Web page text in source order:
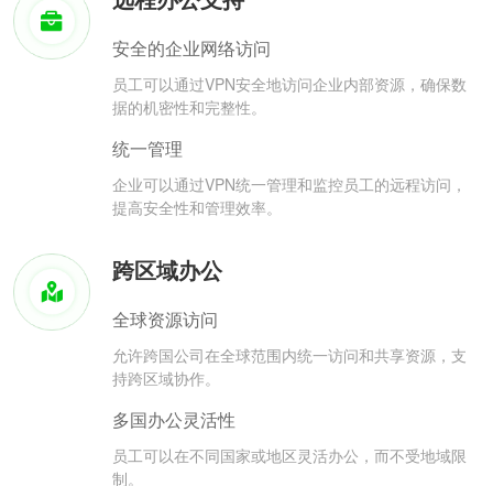
安全的企业网络访问
员工可以通过VPN安全地访问企业内部资源，确保数
据的机密性和完整性。
统一管理
企业可以通过VPN统一管理和监控员工的远程访问，
提高安全性和管理效率。
跨区域办公
全球资源访问
允许跨国公司在全球范围内统一访问和共享资源，支
持跨区域协作。
多国办公灵活性
员工可以在不同国家或地区灵活办公，而不受地域限
制。